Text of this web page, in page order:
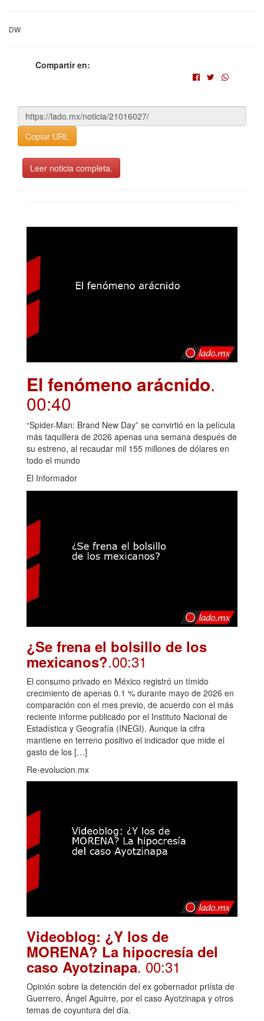
DW
Compartir en:
Copiar URL
Leer noticia completa.
El fenómeno arácnido.
00:40
“Spider-Man: Brand New Day” se convirtió en la película
más taquillera de 2026 apenas una semana después de
su estreno, al recaudar mil 155 millones de dólares en
todo el mundo
El Informador
¿Se frena el bolsillo de los
mexicanos?.00:31
El consumo privado en México registró un tímido
crecimiento de apenas 0.1 % durante mayo de 2026 en
comparación con el mes previo, de acuerdo con el más
reciente informe publicado por el Instituto Nacional de
Estadística y Geografía (INEGI). Aunque la cifra
mantiene en terreno positivo el indicador que mide el
gasto de los […]
Re-evolucion.mx
Videoblog: ¿Y los de
MORENA? La hipocresía del
caso Ayotzinapa. 00:31
Opinión sobre la detención del ex gobernador priísta de
Guerrero, Ángel Aguirre, por el caso Ayotzinapa y otros
temas de coyuntura del día.